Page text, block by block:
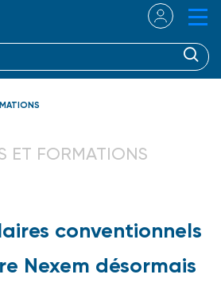
ET FORMATIONS
conventionnels
Nexem désormais